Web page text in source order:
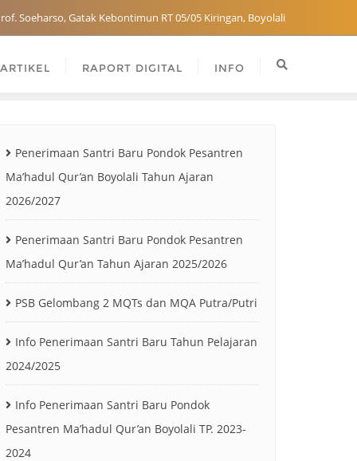
Soeharso, Gatak Kebontimun RT 05/05 Kiringan, Boyolali
ARTIKEL RAPORT DIGITAL INFO
Penerimaan Santri Baru Pondok Pesantren
Ma’hadul Qur’an Boyolali Tahun Ajaran
2026/2027
Penerimaan Santri Baru Pondok Pesantren
Ma’hadul Qur’an Tahun Ajaran 2025/2026
PSB Gelombang 2 MQTs dan MQA Putra/Putri
Info Penerimaan Santri Baru Tahun Pelajaran
2024/2025
Info Penerimaan Santri Baru Pondok
Pesantren Ma’hadul Qur’an Boyolali TP. 2023-
2024